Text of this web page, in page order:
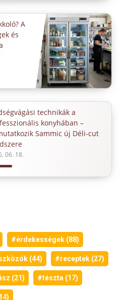
A
és
technikák a
konyhában –
Sammic új Déli-cut
06. 18.
#érdekességek (88)
(44) #receptek (27)
(21) #tészta (17)